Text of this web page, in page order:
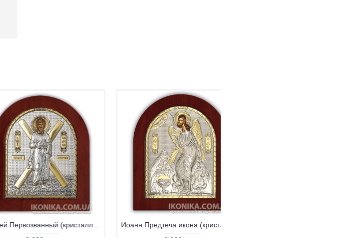
Образ «Святой апостол Андрей Первозванный» Андрей Первозванный (кристаллы Swarovski)